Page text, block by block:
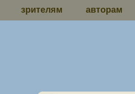
зрителям авторам